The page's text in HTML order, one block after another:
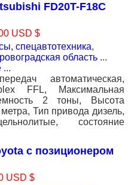
FD20T-F18C
USD $
спецавтотехника,
область ...
...
автоматическая,
FFL, Максимальная
2 тоны, Высота
Тип привода дизель,
состояние
с позиционером
USD $